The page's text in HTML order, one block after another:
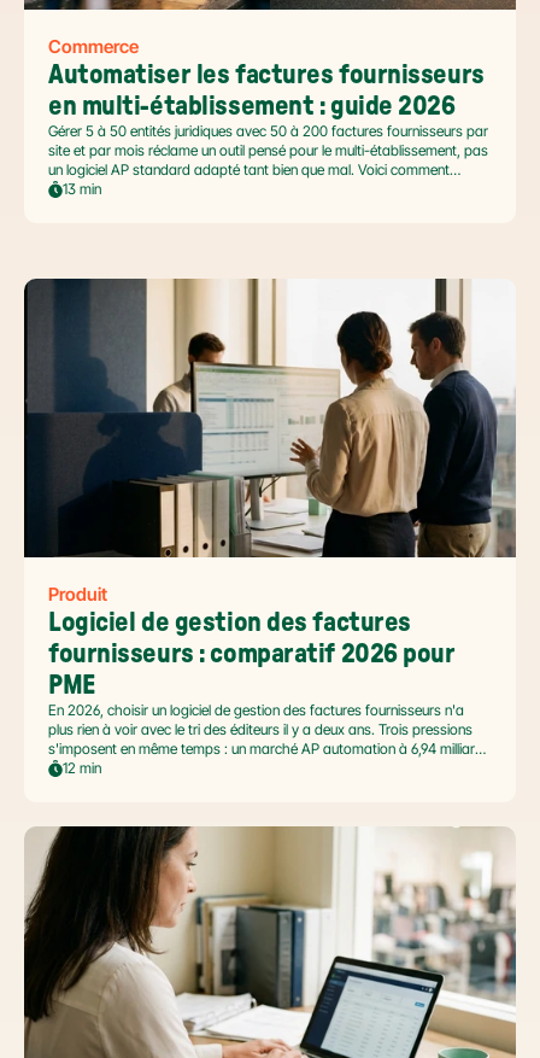
Commerce
Automatiser les factures fournisseurs
en multi-établissement : guide 2026
Gérer 5 à 50 entités juridiques avec 50 à 200 factures fournisseurs par
site et par mois réclame un outil pensé pour le multi-établissement, pas
un logiciel AP standard adapté tant bien que mal. Voici comment
automatiser sans casser la gouvernance locale, capturer le levier BFR
13 min
Produit
Logiciel de gestion des factures
fournisseurs : comparatif 2026 pour
PME
En 2026, choisir un logiciel de gestion des factures fournisseurs n'a
plus rien à voir avec le tri des éditeurs il y a deux ans. Trois pressions
s'imposent en même temps : un marché AP automation à 6,94 milliards
USD en pleine accélération, une réforme facture électronique 2026 qui
de traitement, selon Forrester 2026). Ce comparatif passe en revue 8
outils pertinents pour les PME françaises et le positionnement de Libeo
dans ce paysage en mouvement.
12 min